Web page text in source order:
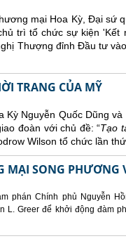
mại Hoa Kỳ, Đại sứ
trì tổ chức sự kiện 'Kết
Thượng đỉnh Đầu tư
TRANG CỦA MỸ
Nguyễn Quốc Dũng
đoàn với chủ đề: “Tạo
Wilson tổ chức lần
SONG PHƯƠNG
phán Chính phủ Nguyễn
L. Greer để khởi động đàm